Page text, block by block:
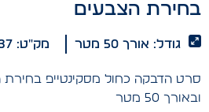
בחירת הצבעים
גודל: אורך 50 מטר מק"ט: 1237
ובאורך 50 מטר